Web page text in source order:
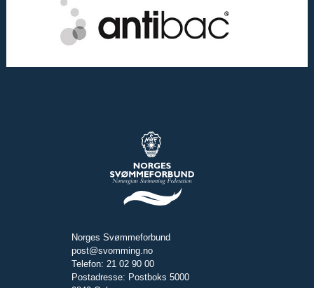
Norges Svømmeforbund
post@svomming.no
Telefon: 21 02 90 00
Postadresse: Postboks 5000